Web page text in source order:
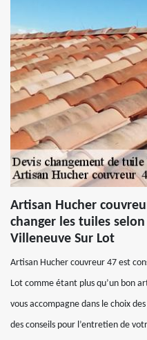
Artisan Hucher
changer les tuiles
Villeneuve Sur Lot
Artisan Hucher couvreur 47 est
Lot comme étant plus qu’un bon
vous accompagne dans le choix
des conseils pour l’entretien de